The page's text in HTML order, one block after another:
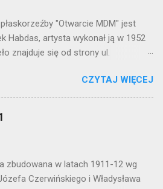
"Otwarcie MDM" jest
Habdas, artysta wykonał ją w 1952
znajduje się od strony ul.
flagowej inwestycji
lat 50. Lokalizacja: Śródmieście
CZYTAJ WIĘCEJ
zbudowana w latach 1911-12 wg
Czerwińskiego i Władysława